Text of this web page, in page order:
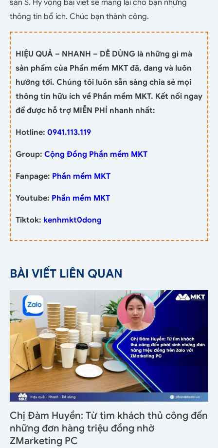
sàn S. Hy vọng bài viết sẽ mang lại cho bạn những
thông tin bổ ích. Chúc bạn thành công.
HIỆU QUẢ – NHANH – DỄ DÙNG là những gì mà
sản phẩm của Phần mềm MKT đã, đang và luôn
hướng tới. Chúng tôi luôn sẵn sàng chia sẻ mọi
thông tin hữu ích về Phần mềm MKT. Kết nối ngay
để được hỗ trợ MIỄN PHÍ nhanh nhất:
Hotline: 0941.113.119
Group: Cộng Đồng Phần mềm MKT
Fanpage: Phần mềm MKT
Youtube: Phần mềm MKT
Tiktok: kenhmkt0dong
BÀI VIẾT LIÊN QUAN
Chị Đàm Huyền: Từ tìm khách thủ công đến
những đơn hàng triệu đồng nhờ
ZMarketing PC